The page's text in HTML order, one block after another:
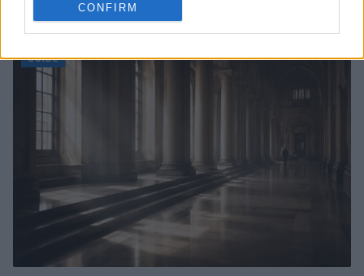
CONFIRM
Continua a leggere
GUIDE